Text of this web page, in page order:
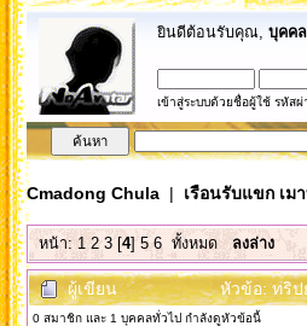
ยินดีต้อนรับคุณ, บุคค
เข้าสู่ระบบด้วยชื่อผู้ใช้ รหัสผ่
Cmadong Chula| เรือนรับแขก เม
หน้า:1 2 3[4]5 6 ทั้งหมด ลงล่าง
ผู้เขียน หัวข้อ: ทริป
0 สมาชิก และ 1 บุคคลทั่วไป กำลังดูหัวข้อนี้